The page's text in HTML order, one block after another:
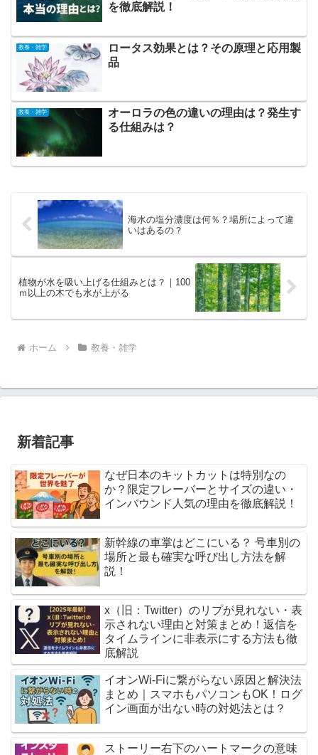
を徹底解説！
教養・雑学
ロータス効果とは？その原理と応用製
品
教養・雑学
オーロラの色の違いの理由は？発生す
る仕組みは？
海水の塩分濃度は何％？場所によって違
いはあるの？
植物が水を吸い上げる仕組みとは？｜100
ｍ以上の木でも水が上がる
ホーム 教養・雑学
新着記事
なぜ日本のキットカットは特別なの
か？限定フレーバーとサイズの違い・
インバウンド人気の理由を徹底解説！
新幹線の車掌はどこにいる？ 号車別の
場所と最も確実な呼び出し方法を解
説！
x（旧：Twitter）のリプが見れない・表
示されない理由と対策まとめ！返信を
タイムラインに非表示にする方法も徹
底解説
イオンWi-Fiに繋がらない原因と解決法
まとめ｜スマホもパソコンもOK！ログ
イン画面が出ない時の対処法とは？
ストーリー右下のハートマークの意味